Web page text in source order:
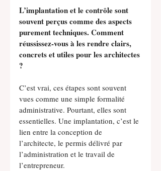
L’implantation et le contrôle sont
souvent perçus comme des aspects
purement techniques. Comment
réussissez-vous à les rendre clairs,
concrets et utiles pour les architectes
?
C’est vrai, ces étapes sont souvent
vues comme une simple formalité
administrative. Pourtant, elles sont
essentielles. Une implantation, c’est le
lien entre la conception de
l’architecte, le permis délivré par
l’administration et le travail de
l’entrepreneur.